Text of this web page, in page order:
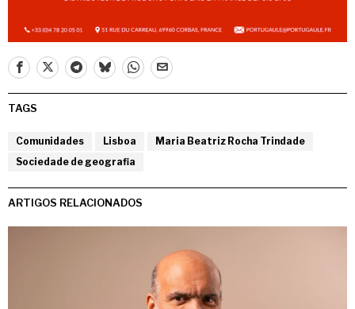
TAGS
Comunidades Lisboa
Maria Beatriz Rocha Trindade
Sociedade de geografia
ARTIGOS RELACIONADOS